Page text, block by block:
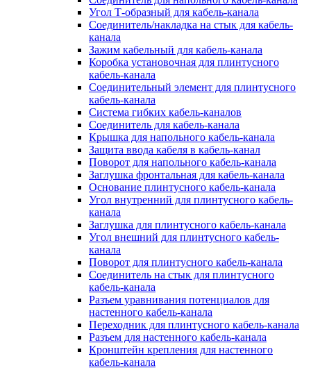
Угол Т-образный для кабель-канала
Соединитель/накладка на стык для кабель-
канала
Зажим кабельный для кабель-канала
Коробка установочная для плинтусного
кабель-канала
Соединительный элемент для плинтусного
кабель-канала
Система гибких кабель-каналов
Соединитель для кабель-канала
Крышка для напольного кабель-канала
Защита ввода кабеля в кабель-канал
Поворот для напольного кабель-канала
Заглушка фронтальная для кабель-канала
Основание плинтусного кабель-канала
Угол внутренний для плинтусного кабель-
канала
Заглушка для плинтусного кабель-канала
Угол внешний для плинтусного кабель-
канала
Поворот для плинтусного кабель-канала
Соединитель на стык для плинтусного
кабель-канала
Разъем уравнивания потенциалов для
настенного кабель-канала
Переходник для плинтусного кабель-канала
Разъем для настенного кабель-канала
Кронштейн крепления для настенного
кабель-канала